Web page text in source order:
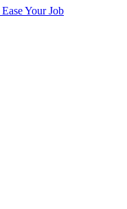
Your Job